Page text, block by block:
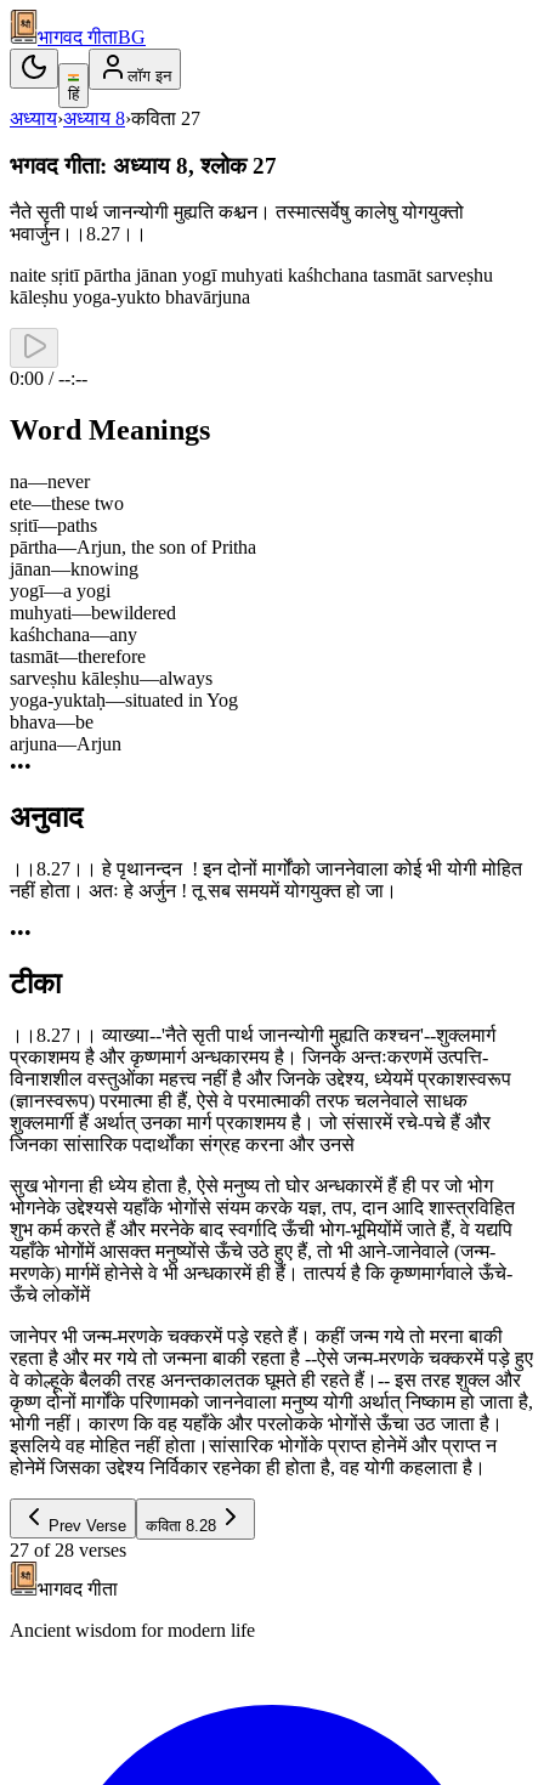
भागवद गीताBG
हिं
लॉग इन
अध्याय›अध्याय 8›कविता 27
भगवद गीता: अध्याय 8, श्लोक 27
नैते सृती पार्थ जानन्योगी मुह्यति कश्चन। तस्मात्सर्वेषु कालेषु योगयुक्तो
भवार्जुन।।8.27।।
naite sṛitī pārtha jānan yogī muhyati kaśhchana tasmāt sarveṣhu
kāleṣhu yoga-yukto bhavārjuna
0:00 / --:--
Word Meanings
na—never
ete—these two
sṛitī—paths
pārtha—Arjun, the son of Pritha
jānan—knowing
yogī—a yogi
muhyati—bewildered
kaśhchana—any
tasmāt—therefore
sarveṣhu kāleṣhu—always
yoga-yuktaḥ—situated in Yog
bhava—be
arjuna—Arjun
•••
अनुवाद
।।8.27।। हे पृथानन्दन ! इन दोनों मार्गोंको जाननेवाला कोई भी योगी मोहित
नहीं होता। अतः हे अर्जुन ! तू सब समयमें योगयुक्त हो जा।
•••
टीका
।।8.27।। व्याख्या--'नैते सृती पार्थ जानन्योगी मुह्यति कश्चन'--शुक्लमार्ग
प्रकाशमय है और कृष्णमार्ग अन्धकारमय है। जिनके अन्तःकरणमें उत्पत्ति-
विनाशशील वस्तुओंका महत्त्व नहीं है और जिनके उद्देश्य, ध्येयमें प्रकाशस्वरूप
(ज्ञानस्वरूप) परमात्मा ही हैं, ऐसे वे परमात्माकी तरफ चलनेवाले साधक
शुक्लमार्गी हैं अर्थात् उनका मार्ग प्रकाशमय है। जो संसारमें रचे-पचे हैं और
जिनका सांसारिक पदार्थोंका संग्रह करना और उनसे
सुख भोगना ही ध्येय होता है, ऐसे मनुष्य तो घोर अन्धकारमें हैं ही पर जो भोग
भोगनेके उद्देश्यसे यहाँके भोगोंसे संयम करके यज्ञ, तप, दान आदि शास्त्रविहित
शुभ कर्म करते हैं और मरनेके बाद स्वर्गादि ऊँची भोग-भूमियोंमें जाते हैं, वे यद्यपि
यहाँके भोगोंमें आसक्त मनुष्योंसे ऊँचे उठे हुए हैं, तो भी आने-जानेवाले (जन्म-
मरणके) मार्गमें होनेसे वे भी अन्धकारमें ही हैं। तात्पर्य है कि कृष्णमार्गवाले ऊँचे-
ऊँचे लोकोंमें
जानेपर भी जन्म-मरणके चक्करमें पड़े रहते हैं। कहीं जन्म गये तो मरना बाकी
रहता है और मर गये तो जन्मना बाकी रहता है --ऐसे जन्म-मरणके चक्करमें पड़े हुए
वे कोल्हूके बैलकी तरह अनन्तकालतक घूमते ही रहते हैं।-- इस तरह शुक्ल और
कृष्ण दोनों मार्गोंके परिणामको जाननेवाला मनुष्य योगी अर्थात् निष्काम हो जाता है,
भोगी नहीं। कारण कि वह यहाँके और परलोकके भोगोंसे ऊँचा उठ जाता है।
इसलिये वह मोहित नहीं होता।सांसारिक भोगोंके प्राप्त होनेमें और प्राप्त न
होनेमें जिसका उद्देश्य निर्विकार रहनेका ही होता है, वह योगी कहलाता है।
Prev Verse कविता 8.28
27 of 28 verses
भागवद गीता
Ancient wisdom for modern life